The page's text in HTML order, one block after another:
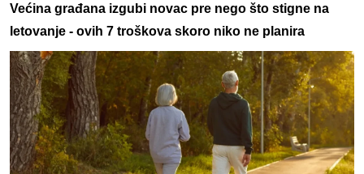
Većina građana izgubi novac pre nego što stigne na
letovanje - ovih 7 troškova skoro niko ne planira